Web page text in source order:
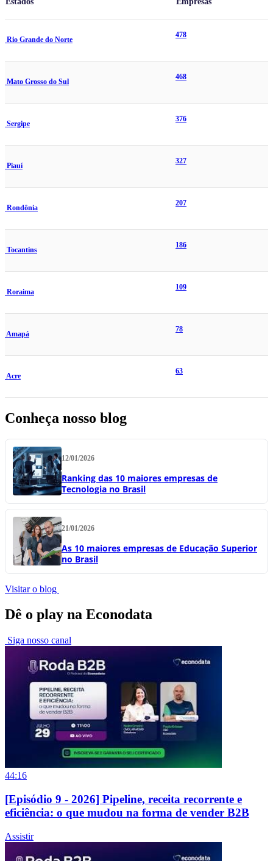
Rio Grande do Norte
478
Mato Grosso do Sul
468
Sergipe
376
Piauí
327
Rondônia
207
Tocantins
186
Roraima
109
Amapá
78
Acre
63
Conheça nosso blog
12/01/2026
Ranking das 10 maiores empresas de
Tecnologia no Brasil
21/01/2026
As 10 maiores empresas de Educação Superior
no Brasil
Visitar o blog
Dê o play na Econodata
Siga nosso canal
44:16
[Episódio 9 - 2026] Pipeline, receita recorrente e
eficiência: o que mudou na forma de vender B2B
Assistir